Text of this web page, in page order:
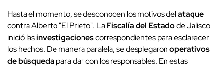
Hasta el momento, se desconocen los motivos delataque
contra Alberto "El Prieto". LaFiscalía del Estadode Jalisco
inició lasinvestigacionescorrespondientes para esclarecer
los hechos. De manera paralela, se desplegaronoperativos
de búsqueda para dar con los responsables. En estas